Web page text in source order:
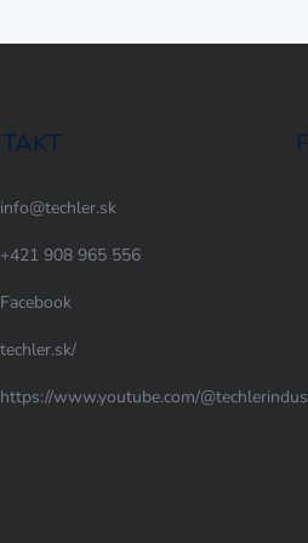
info@techler.sk
+421 908 965 556
Facebook
techler.sk/
https://www.youtube.com/